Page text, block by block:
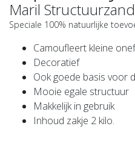
Maril
Speciale 100% natuurlijke
Camoufleert kleine
Decoratief
Ook goede basis voor
Mooie egale structuur
Makkelijk in gebruik
Inhoud zakje 2 kilo.